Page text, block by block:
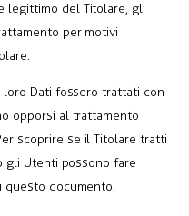
legittimo del Titolare, gli
per motivi
Dati fossero trattati con
opporsi al trattamento
scoprire se il Titolare tratti
gli Utenti possono fare
documento.